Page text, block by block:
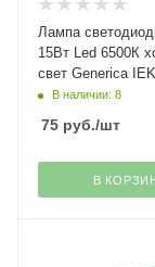
Лампа
15Вт Led 6500К
свет Generica IEK
В наличии: 8
75 руб./шт
В